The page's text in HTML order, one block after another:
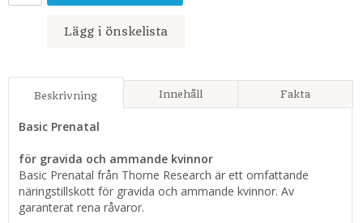
Lägg i önskelista
Beskrivning Innehåll Fakta
Basic Prenatal
för gravida och ammande kvinnor
Basic Prenatal från Thorne Research är ett omfattande
näringstillskott för gravida och ammande kvinnor. Av
garanterat rena råvaror.